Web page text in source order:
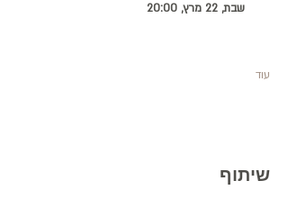
שבת, 22 מרץ, 20:00
עוד
שיתוף